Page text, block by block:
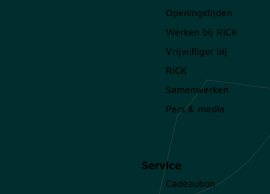
Openingstijden
Werken bij RICK
Vrijwilliger bij
RICK
Samenwerken
Pers & media
Service
Cadeaubon